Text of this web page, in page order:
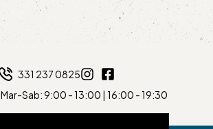
331 237 0825
Mar-Sab: 9:00 - 13:00 | 16:00 - 19:30